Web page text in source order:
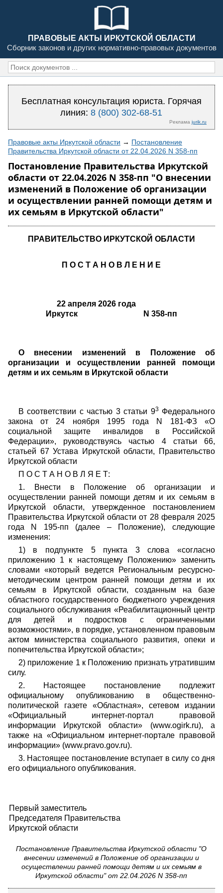
ПРАВОВЫЕ АКТЫ ИРКУТСКОЙ ОБЛАСТИ
Сборник законов и других нормативно-правовых документов
Бесплатная консультация юриста. Горячая
линия:8 (800) 302-68-51
Реклама jurik.ru
Правовые акты Иркутской области → Постановление
Правительства Иркутской области от 22.04.2026 N 358-пп
Постановление Правительства Иркутской
области от 22.04.2026 N 358-пп "О внесении
изменений в Положение об организации
и осуществлении ранней помощи детям и
их семьям в Иркутской области"
ПРАВИТЕЛЬСТВО ИРКУТСКОЙ ОБЛАСТИ
П О С Т А Н О В Л Е Н И Е
22 апреля 2026 года
Иркутск N 358-пп
О внесении изменений в Положение об
организации и осуществлении ранней помощи
детям и их семьям в Иркутской области
В соответствии с частью 3 статьи 93Федерального
закона от 24 ноября 1995 года N 181-ФЗ «О
социальной защите инвалидов в Российской
Федерации», руководствуясь частью 4 статьи 66,
статьей 67 Устава Иркутской области, Правительство
Иркутской области
П О С Т А Н О В Л Я Е Т:
1. Внести в Положение об организации и
осуществлении ранней помощи детям и их семьям в
Иркутской области, утвержденное постановлением
Правительства Иркутской области от 28 февраля 2025
года N 195-пп (далее – Положение), следующие
изменения:
1) в подпункте 5 пункта 3 слова «согласно
приложению 1 к настоящему Положению» заменить
словами «который ведется Региональным ресурсно-
методическим центром ранней помощи детям и их
семьям в Иркутской области, созданным на базе
областного государственного бюджетного учреждения
социального обслуживания «Реабилитационный центр
для детей и подростков с ограниченными
возможностями», в порядке, установленном правовым
актом министерства социального развития, опеки и
попечительства Иркутской области»;
2) приложение 1 к Положению признать утратившим
силу.
2. Настоящее постановление подлежит
официальному опубликованию в общественно-
политической газете «Областная», сетевом издании
«Официальный интернет-портал правовой
информации Иркутской области» (www.ogirk.ru), а
также на «Официальном интернет-портале правовой
информации» (www.pravo.gov.ru).
3. Настоящее постановление вступает в силу со дня
его официального опубликования.
Первый заместитель
Председателя Правительства
Иркутской области
Постановление Правительства Иркутской области "О
внесении изменений в Положение об организации и
осуществлении ранней помощи детям и их семьям в
Иркутской области" от 22.04.2026 N 358-пп